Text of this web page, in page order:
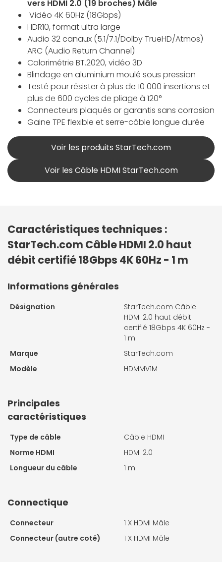
vers HDMI 2.0 (19 broches) Mâle
Vidéo 4K 60Hz (18Gbps)
HDR10, format ultra large
Audio 32 canaux (5.1/7.1/Dolby TrueHD/Atmos)
ARC (Audio Return Channel)
Colorimétrie BT.2020, vidéo 3D
Blindage en aluminium moulé sous pression
Testé pour résister à plus de 10 000 insertions et
plus de 600 cycles de pliage à 120°
Connecteurs plaqués or garantis sans corrosion
Gaine TPE flexible et serre-câble longue durée
Voir les produits StarTech.com
Voir les Câble HDMI StarTech.com
Caractéristiques techniques :
StarTech.com Câble HDMI 2.0 haut
débit certifié 18Gbps 4K 60Hz - 1 m
Informations générales
Désignation
StarTech.com Câble
HDMI 2.0 haut débit
certifié 18Gbps 4K 60Hz -
1 m
Marque
StarTech.com
Modèle
HDMMV1M
Principales
caractéristiques
Type de câble
Câble HDMI
Norme HDMI
HDMI 2.0
Longueur du câble
1 m
Connectique
Connecteur 1 X HDMI Mâle
Connecteur (autre coté)
1 X HDMI Mâle